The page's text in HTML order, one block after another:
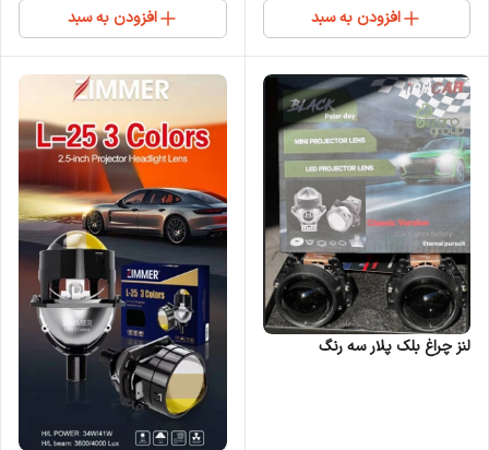
افزودن به سبد افزودن به سبد
لنز چراغ بلک پلار‌ سه رنگ